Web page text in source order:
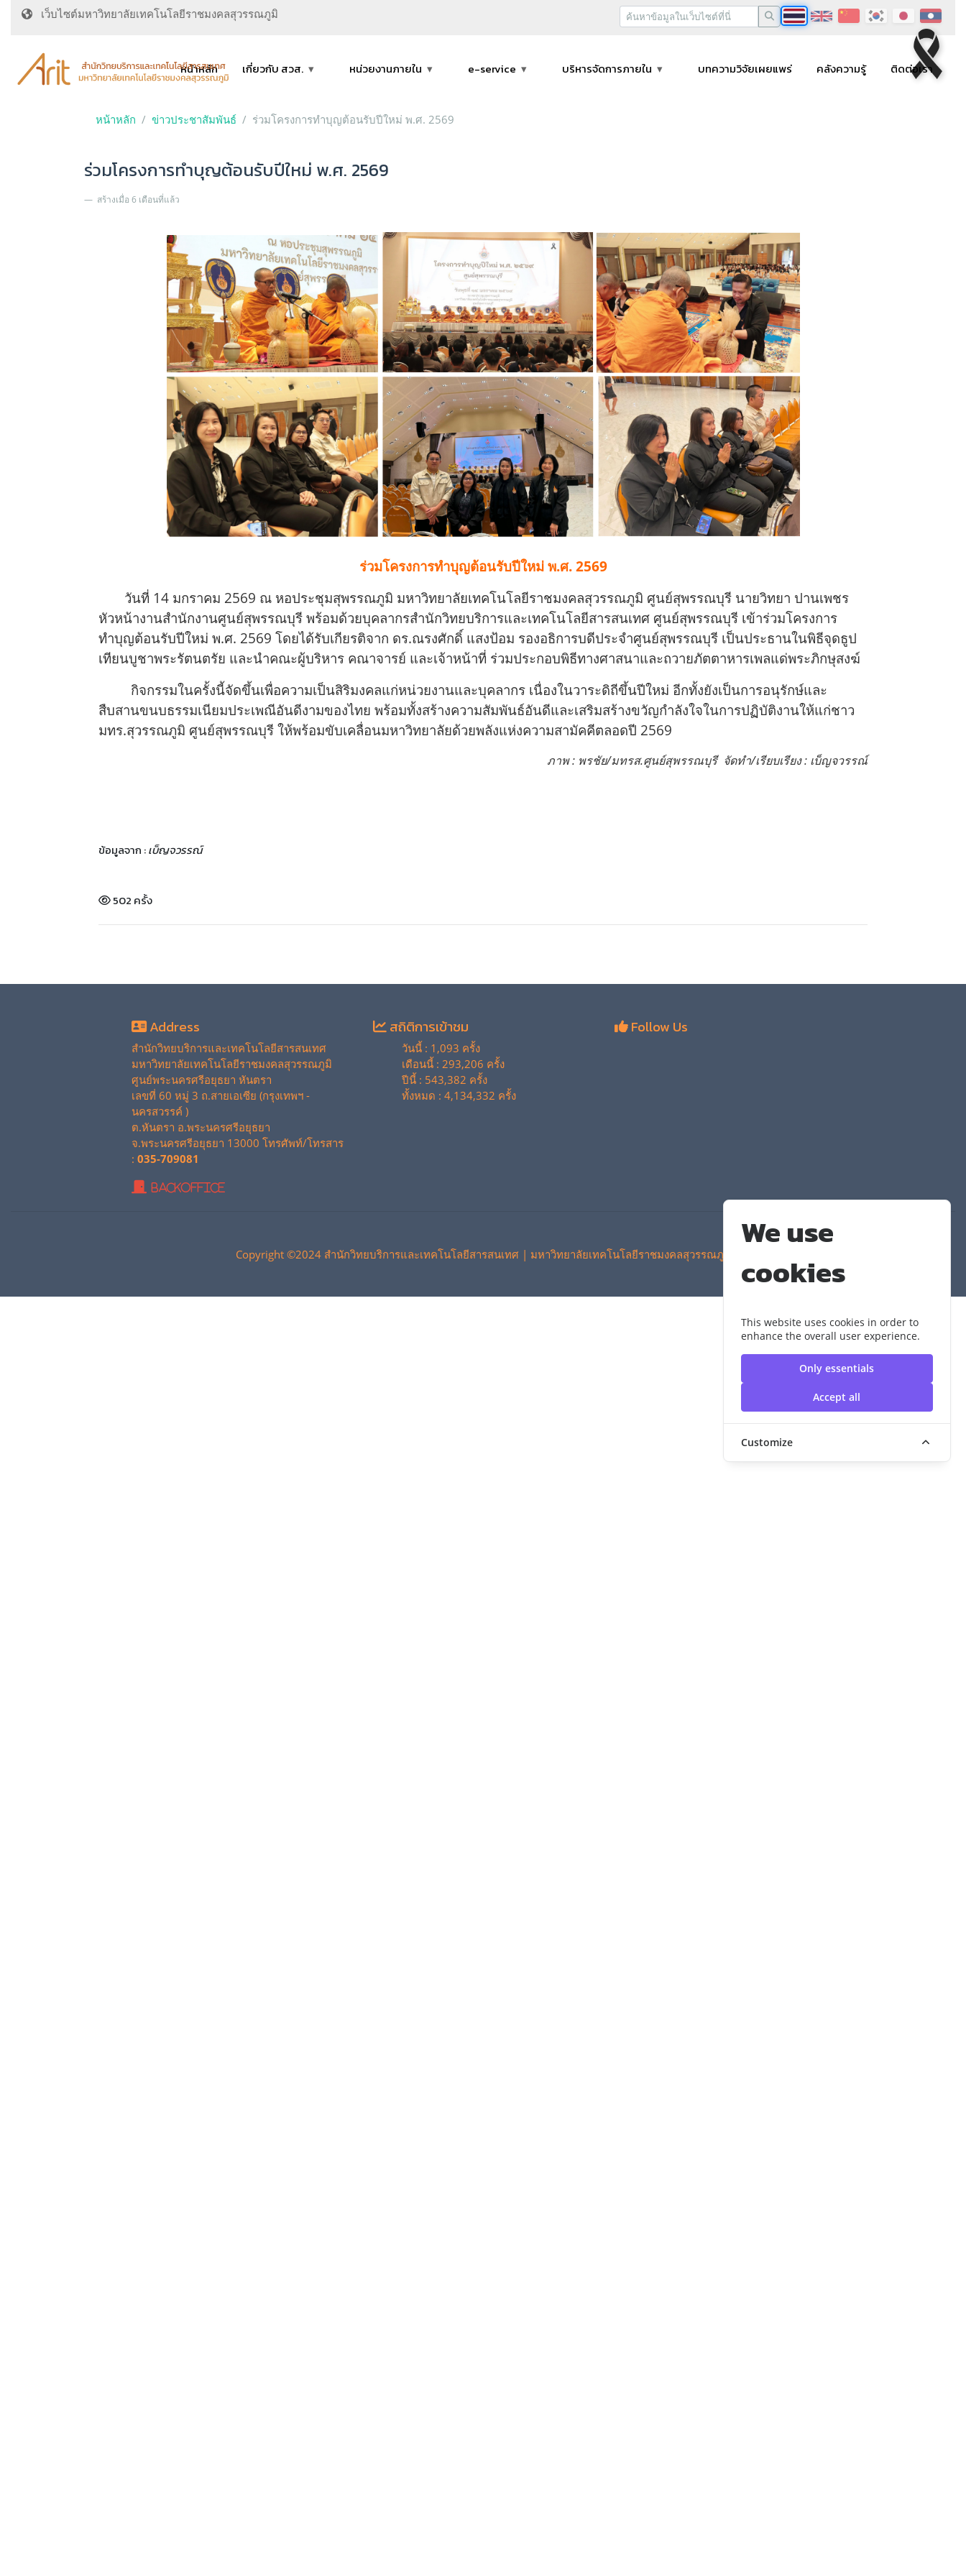
We use
cookies
This website uses cookies in order to
enhance the overall user experience.
Only essentials
Accept all
Customize
เว็บไซต์มหาวิทยาลัยเทคโนโลยีราชมงคลสุวรรณภูมิ
หน้าหลัก เกี่ยวกับ สวส. หน่วยงานภายใน e-service บริหารจัดการภายใน บทความวิจัยเผยแพร่ คลังความรู้ ติดต่อเรา
หน้าหลัก ข่าวประชาสัมพันธ์ ร่วมโครงการทำบุญต้อนรับปีใหม่ พ.ศ. 2569
ร่วมโครงการทำบุญต้อนรับปีใหม่ พ.ศ. 2569
สร้างเมื่อ 6 เดือนที่แล้ว
ร่วมโครงการทำบุญต้อนรับปีใหม่ พ.ศ. 2569
วันที่ 14 มกราคม 2569 ณ หอประชุมสุพรรณภูมิ มหาวิทยาลัยเทคโนโลยีราชมงคลสุวรรณภูมิ ศูนย์สุพรรณบุรี นายวิทยา ปานเพชร
หัวหน้างานสำนักงานศูนย์สุพรรณบุรี พร้อมด้วยบุคลากรสำนักวิทยบริการและเทคโนโลยีสารสนเทศ ศูนย์สุพรรณบุรี เข้าร่วมโครงการ
ทำบุญต้อนรับปีใหม่ พ.ศ. 2569 โดยได้รับเกียรติจาก ดร.ณรงศักดิ์ แสงป้อม รองอธิการบดีประจำศูนย์สุพรรณบุรี เป็นประธานในพิธีจุดธูป
เทียนบูชาพระรัตนตรัย และนำคณะผู้บริหาร คณาจารย์ และเจ้าหน้าที่ ร่วมประกอบพิธีทางศาสนาและถวายภัตตาหารเพลแด่พระภิกษุสงฆ์
กิจกรรมในครั้งนี้จัดขึ้นเพื่อความเป็นสิริมงคลแก่หน่วยงานและบุคลากร เนื่องในวาระดิถีขึ้นปีใหม่ อีกทั้งยังเป็นการอนุรักษ์และ
สืบสานขนบธรรมเนียมประเพณีอันดีงามของไทย พร้อมทั้งสร้างความสัมพันธ์อันดีและเสริมสร้างขวัญกำลังใจในการปฏิบัติงานให้แก่ชาว
มทร.สุวรรณภูมิ ศูนย์สุพรรณบุรี ให้พร้อมขับเคลื่อนมหาวิทยาลัยด้วยพลังแห่งความสามัคคีตลอดปี 2569
ภาพ : พรชัย/มทรส.ศูนย์สุพรรณบุรี จัดทำ/เรียบเรียง : เบ็ญจวรรณ์
ข้อมูลจาก :เบ็ญจวรรณ์
502 ครั้ง
Address
สำนักวิทยบริการและเทคโนโลยีสารสนเทศ
มหาวิทยาลัยเทคโนโลยีราชมงคลสุวรรณภูมิ
ศูนย์พระนครศรีอยุธยา หันตรา
เลขที่ 60 หมู่ 3 ถ.สายเอเซีย (กรุงเทพฯ -
นครสวรรค์ )
ต.หันตรา อ.พระนครศรีอยุธยา
จ.พระนครศรีอยุธยา 13000 โทรศัพท์/โทรสาร
: 035-709081
BackOffice
สถิติการเข้าชม
วันนี้ : 1,093 ครั้ง
เดือนนี้ : 293,206 ครั้ง
ปีนี้ : 543,382 ครั้ง
ทั้งหมด : 4,134,332 ครั้ง
Follow Us
Copyright ©2024 สำนักวิทยบริการและเทคโนโลยีสารสนเทศ | มหาวิทยาลัยเทคโนโลยีราชมงคลสุวรรณภูมิ